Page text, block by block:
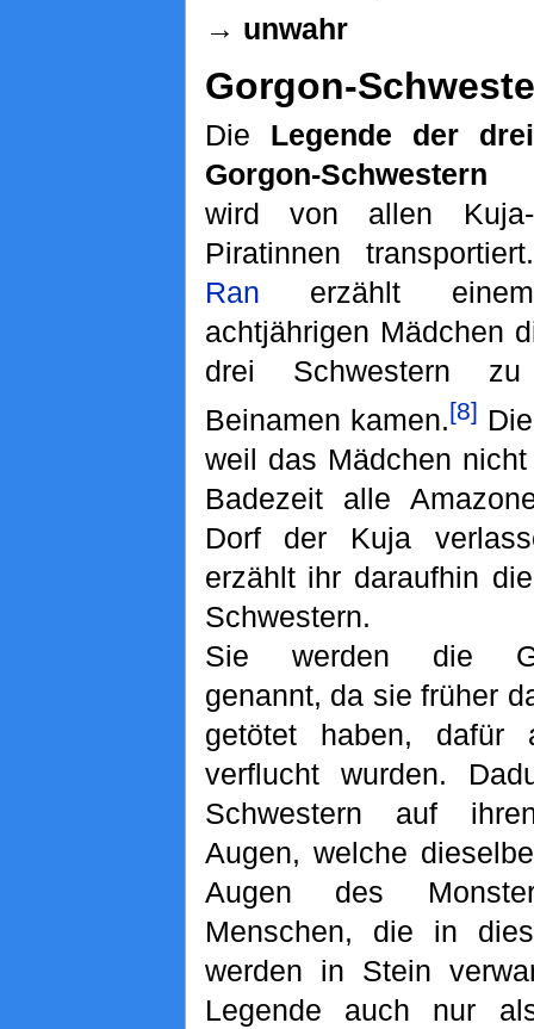
→ unwahr
Gorgon-
Die Legende der drei
Gorgon-Schwestern
wird von allen Kuja-
Piratinnen transportiert.
Ran erzählt einem
achtjährigen Mädchen
drei Schwestern
Beinamen kamen.[8]
weil das Mädchen
Badezeit alle
Dorf der Kuja
erzählt ihr daraufhin
Schwestern.
Sie werden die
genannt, da sie früher
getötet haben, dafür
verflucht wurden.
Schwestern auf
Augen, welche
Augen des
Menschen, die in
werden in Stein
Legende auch nur